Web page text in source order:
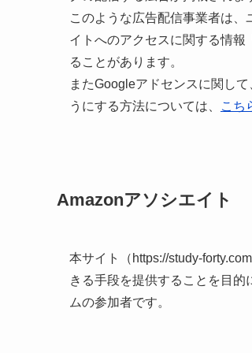
このような広告配信事業者は
イトへのアクセスに関する情
ることがあります。
またGoogleアドセンスに関し
うにする方法については、
こち
Amazonアソシエイト
本サイト（https://study-
きる手段を提供することを目
ムの参加者です。